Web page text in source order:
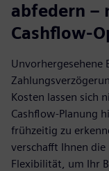
abfedern –
Cashflow-
Unvorhergesehene
Kosten lassen sich
Cashflow-Planung
frühzeitig zu
verschafft Ihnen
Flexibilität, um Ihr